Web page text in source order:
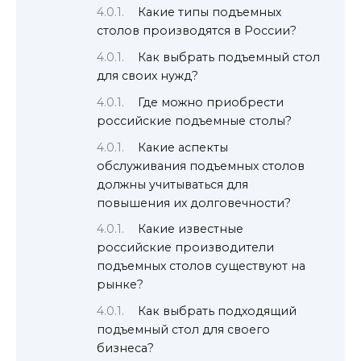
Какие типы подъемных
столов производятся в России?
Как выбрать подъемный стол
для своих нужд?
Где можно приобрести
российские подъемные столы?
Какие аспекты
обслуживания подъемных столов
должны учитываться для
повышения их долговечности?
Какие известные
российские производители
подъемных столов существуют на
рынке?
Как выбрать подходящий
подъемный стол для своего
бизнеса?